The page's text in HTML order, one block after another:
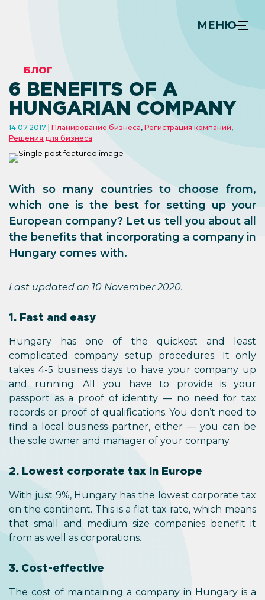
МЕНЮ
БЛОГ
6 BENEFITS OF A
HUNGARIAN COMPANY
14.07.2017 Планирование бизнеса, Регистрация компаний,
Решения для бизнеса
With so many countries to choose from,
which one is the best for setting up your
European company? Let us tell you about all
the benefits that incorporating a company in
Hungary comes with.
Last updated on 10 November 2020.
1. Fast and easy
Hungary has one of the quickest and least
complicated company setup procedures. It only
takes 4-5 business days to have your company up
and running. All you have to provide is your
passport as a proof of identity — no need for tax
records or proof of qualifications. You don’t need to
find a local business partner, either — you can be
the sole owner and manager of your company.
2. Lowest corporate tax in Europe
With just 9%, Hungary has the lowest corporate tax
on the continent. This is a flat tax rate, which means
that small and medium size companies benefit it
from as well as corporations.
3. Cost-effective
The cost of maintaining a company in Hungary is a